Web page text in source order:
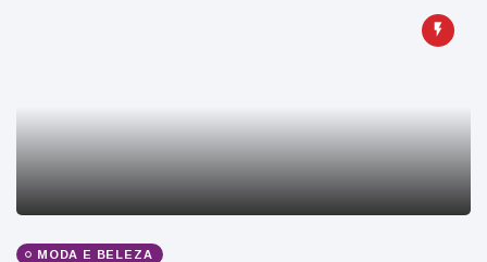
MODA E BELEZA